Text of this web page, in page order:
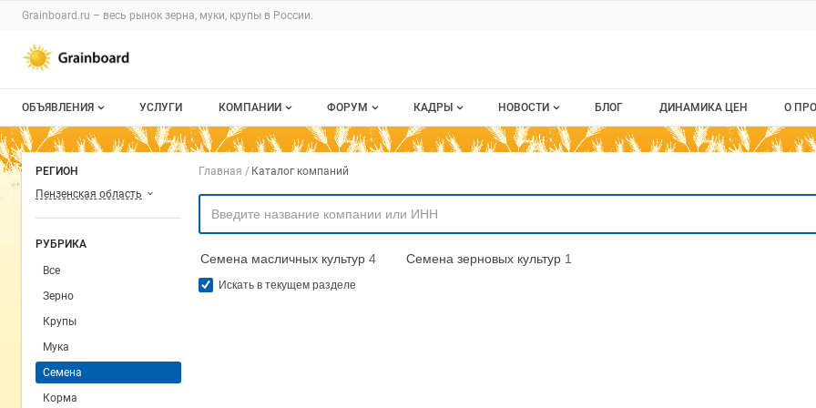
Раздел навигации по сайту grainboard.ru
Grainboard.ru – весь рынок зерна, муки, крупы в России.
Авторизация и меню пользователя
Навигация по разделам сайта grainboard.ru
ОБЪЯВЛЕНИЯ
Все объявления
Мои объявления
УСЛУГИ КОМПАНИИ
О каталоге компаний
Моя компания
Платное размещение
ФОРУМ
Все темы
КАДРЫ
Все вакансии
НОВОСТИ
Новости рынка
БЛОГ ДИНАМИКА ЦЕН О
О
РЕГИОН
Пензенская область
РУБРИКА
Все
Зерно
Крупы
Мука
Семена
Корма
Навигация по компаниям
Главная Каталог компаний
Семена масличных культур 4 Семена зерновых культур 1
Искать в текущем разделе